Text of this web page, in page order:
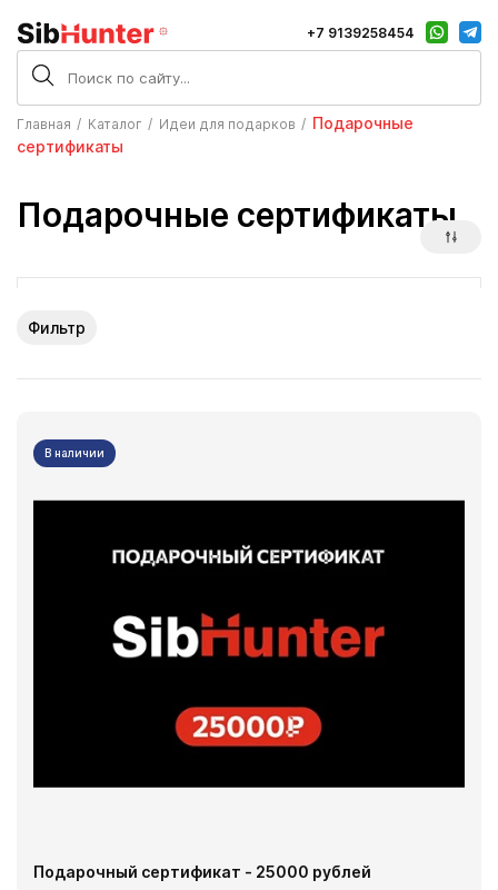
+7 9139258454
Главная Каталог Идеи для подарков
Подарочные
сертификаты
Подарочные сертификаты
Фильтр
В наличии
Подарочный сертификат - 25000 рублей